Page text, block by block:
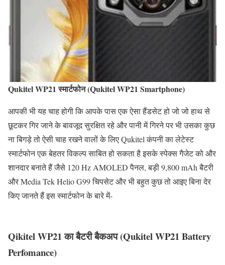
Qukitel WP21 स्मार्टफोन (Qukitel WP21 Smartphone)
आपकी भी यह चाह होगी कि आपके पास एक ऐसा हैंडसेट हो जो जो हाथ से
छूटकर गिर जाने के बावजूद सुरक्षित रहे और पानी में गिरने पर भी उसका कुछ
ना बिगड़े तो ऐसी चाह रखने वालों के लिए Qukitel कंपनी का लेटेस्ट
स्मार्टफोन एक बेहतर विकल्प साबित हो सकता है इसके स्पेक्स गैजेट को और
शानदार बनाते हैं जैसे 120 Hz AMOLED पैनल, बड़ी 9,800 mAh बैटरी
और Media Tek Helio G99 चिपसेट और भी बहुत कुछ तो आइए बिना देर
किए जानते हैं इस स्मार्टफोन के बारे में-
Qikitel WP21 का बैटरी बैकअप (Qukitel WP21 Battery
Perfomance)